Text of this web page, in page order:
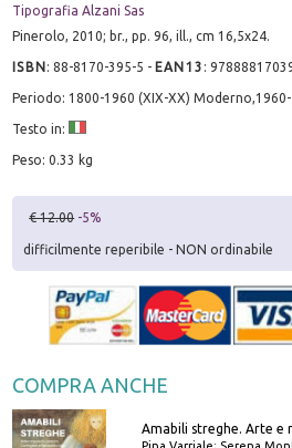
Tipografia Alzani Sas
Pinerolo, 2010; br., pp. 96, ill., cm 16,5x24.
ISBN:88-8170-395-5 - EAN13 :
Periodo: 1800-1960 (XIX-XX)
Testo in:
Peso: 0.33 kg
€ 12.00 -5%
difficilmente reperibile - NON ordinabile
COMPRA ANCHE
Pina Varriale; Serena